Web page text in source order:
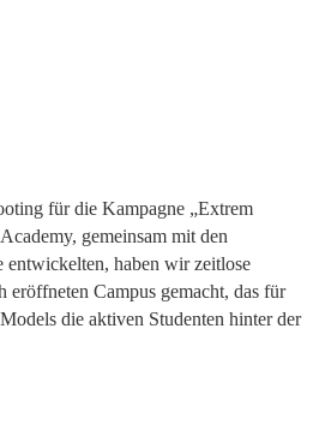
für die Kampagne „Extrem
gemeinsam mit den
entwickelten, haben wir zeitlose
eröffneten Campus gemacht, das für
die aktiven Studenten hinter der